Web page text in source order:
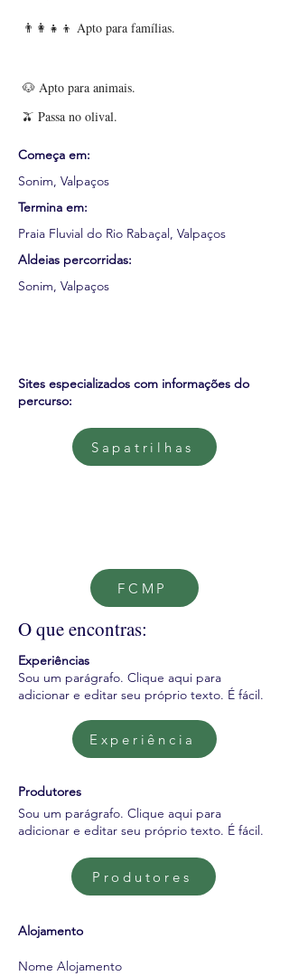
👨‍👩‍👧‍👦 Apto para famílias.
🐶 Apto para animais.
🫒 Passa no olival.
Começa em:
Sonim, Valpaços
Termina em:
Praia Fluvial do Rio Rabaçal, Valpaços
Aldeias percorridas:
Sonim, Valpaços
Sites especializados com informações do
percurso:
Sapatrilhas
FCMP
O que encontras:
Sou um parágrafo. Clique aqui para
adicionar e editar seu próprio texto. É fácil.
Experiência
Experiências
Produtores
Sou um parágrafo. Clique aqui para
adicionar e editar seu próprio texto. É fácil.
Produtores
Alojamento
Nome Alojamento